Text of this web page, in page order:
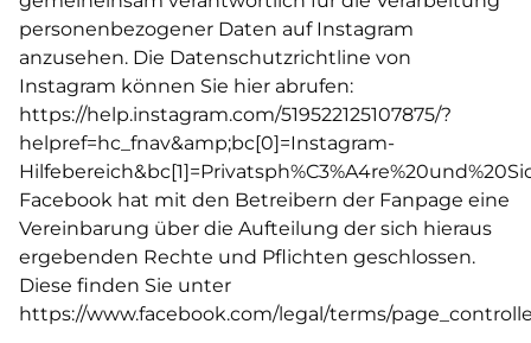
personenbezogener Daten auf Instagram
anzusehen. Die Datenschutzrichtline von
Instagram können Sie hier abrufen:
https://help.instagram.com/519522125107875/?
helpref=hc_fnav&amp;bc[0]=Instagram-
Facebook hat mit den Betreibern der Fanpage eine
Vereinbarung über die Aufteilung der sich hieraus
ergebenden Rechte und Pflichten geschlossen.
Diese finden Sie unter
https://www.facebook.com/legal/terms/